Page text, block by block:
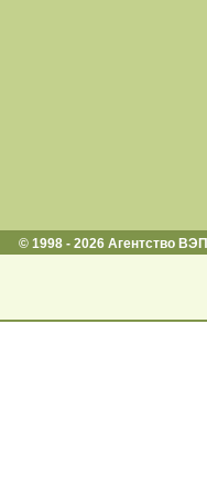
© 1998 - 2026 Агентство ВЭП